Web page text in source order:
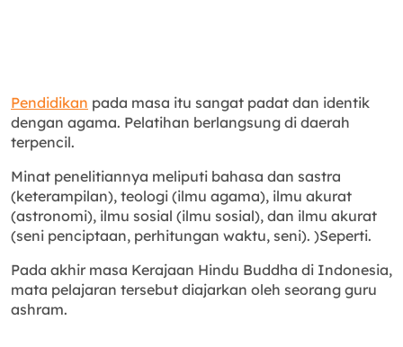
Pendidikan pada masa itu sangat padat dan identik
dengan agama. Pelatihan berlangsung di daerah
terpencil.
Minat penelitiannya meliputi bahasa dan sastra
(keterampilan), teologi (ilmu agama), ilmu akurat
(astronomi), ilmu sosial (ilmu sosial), dan ilmu akurat
(seni penciptaan, perhitungan waktu, seni). )Seperti.
Pada akhir masa Kerajaan Hindu Buddha di Indonesia,
mata pelajaran tersebut diajarkan oleh seorang guru
ashram.